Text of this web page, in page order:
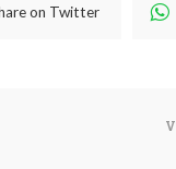
on Twitter